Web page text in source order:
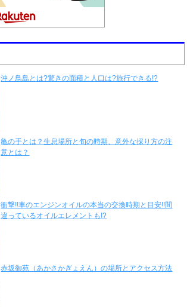
沖ノ鳥島とは?驚きの面積と人口は?旅行できる!?
亀の手とは？生息場所と旬の時期、意外な採り方の注
意とは？
衝撃!!車のエンジンオイルの本当の交換時期と目安!!間
違っているオイルエレメントも!?
赤坂御苑（あかさかぎょえん）の場所とアクセス方法